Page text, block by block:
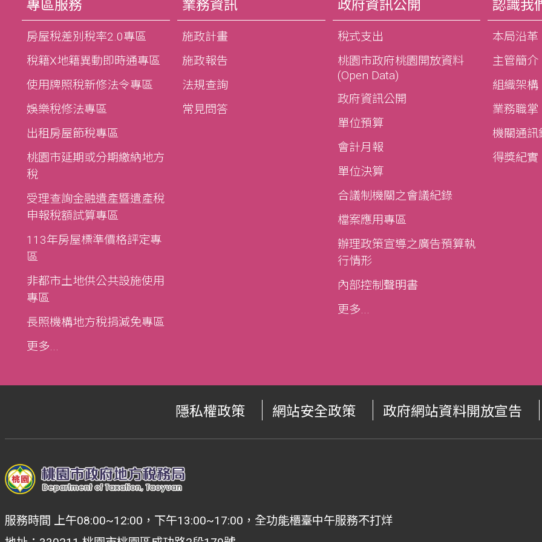
專區服務
房屋稅差別稅率2.0專區
稅籍X地籍異動即時通專區
使用牌照稅新修法令專區
娛樂稅修法專區
出租房屋節稅專區
桃園市延期或分期繳納地方
稅
受理查詢金融遺產暨遺產稅
申報稅額試算專區
113年房屋標準價格評定專
區
非都市土地供公共設施使用
專區
長照機構地方稅捐減免專區
更多...
業務資訊
施政計畫
施政報告
法規查詢
常見問答
政府資訊公開
稅式支出
桃園市政府桃園開放資料
(Open Data)
政府資訊公開
單位預算
會計月報
單位決算
合議制機關之會議紀錄
檔案應用專區
辦理政策宣導之廣告預算執
行情形
內部控制聲明書
更多...
認識我
本局沿革
主管簡介
組織架構
業務職掌
機關通訊
得獎紀實
隱私權政策 網站安全政策 政府網站資料開放宣告
服務時間 上午08:00~12:00，下午13:00~17:00，全功能櫃臺中午服務不打烊